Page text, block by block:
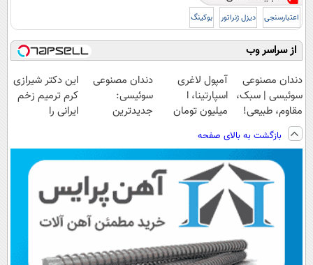
اعتبارسنجی دیزل ژنراتور بوکینگ
از سراسر وب
دندان مصنوعی
سوئیسی | سبک،
مقاوم، طبیعی!
ویزیت
رایگان+پرداخت
اقساطی😍
آمپول لاغری
اسپارتینا، ا
میلیون تومان
همه‌جا!
دندان مصنوعی
سوئیسی:
جدیدترین
پرداخت قسطی
این دکتر شیرازی
کرم ترمیم زخم
ایرانی را
بازگشت به بالای صفحه